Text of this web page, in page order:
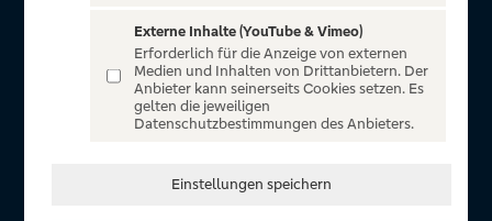
für alle Kunden der Volksbanken Raiffeisenbanken. Auf
unserem einzigartigen Portal finden Sie Tickets für
atemberaubende Konzerte, Musicals und Shows, die
Fußball-Bundesliga sowie die Champions League und die
In Zusammenarbeit mit
Externe Inhalte (YouTube & Vimeo)
Erforderlich für die Anzeige von externen
Medien und Inhalten von Drittanbietern. Der
Anbieter kann seinerseits Cookies setzen. Es
gelten die jeweiligen
Datenschutzbestimmungen des Anbieters.
Einstellungen speichern